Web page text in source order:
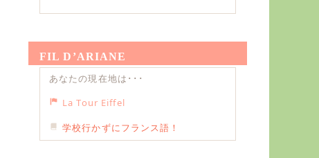
FIL D’ARIANE
あなたの現在地は･･･
La Tour Eiffel
学校行かずにフランス語！